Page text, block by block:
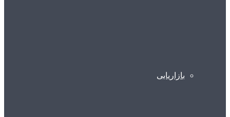
بازاریابی